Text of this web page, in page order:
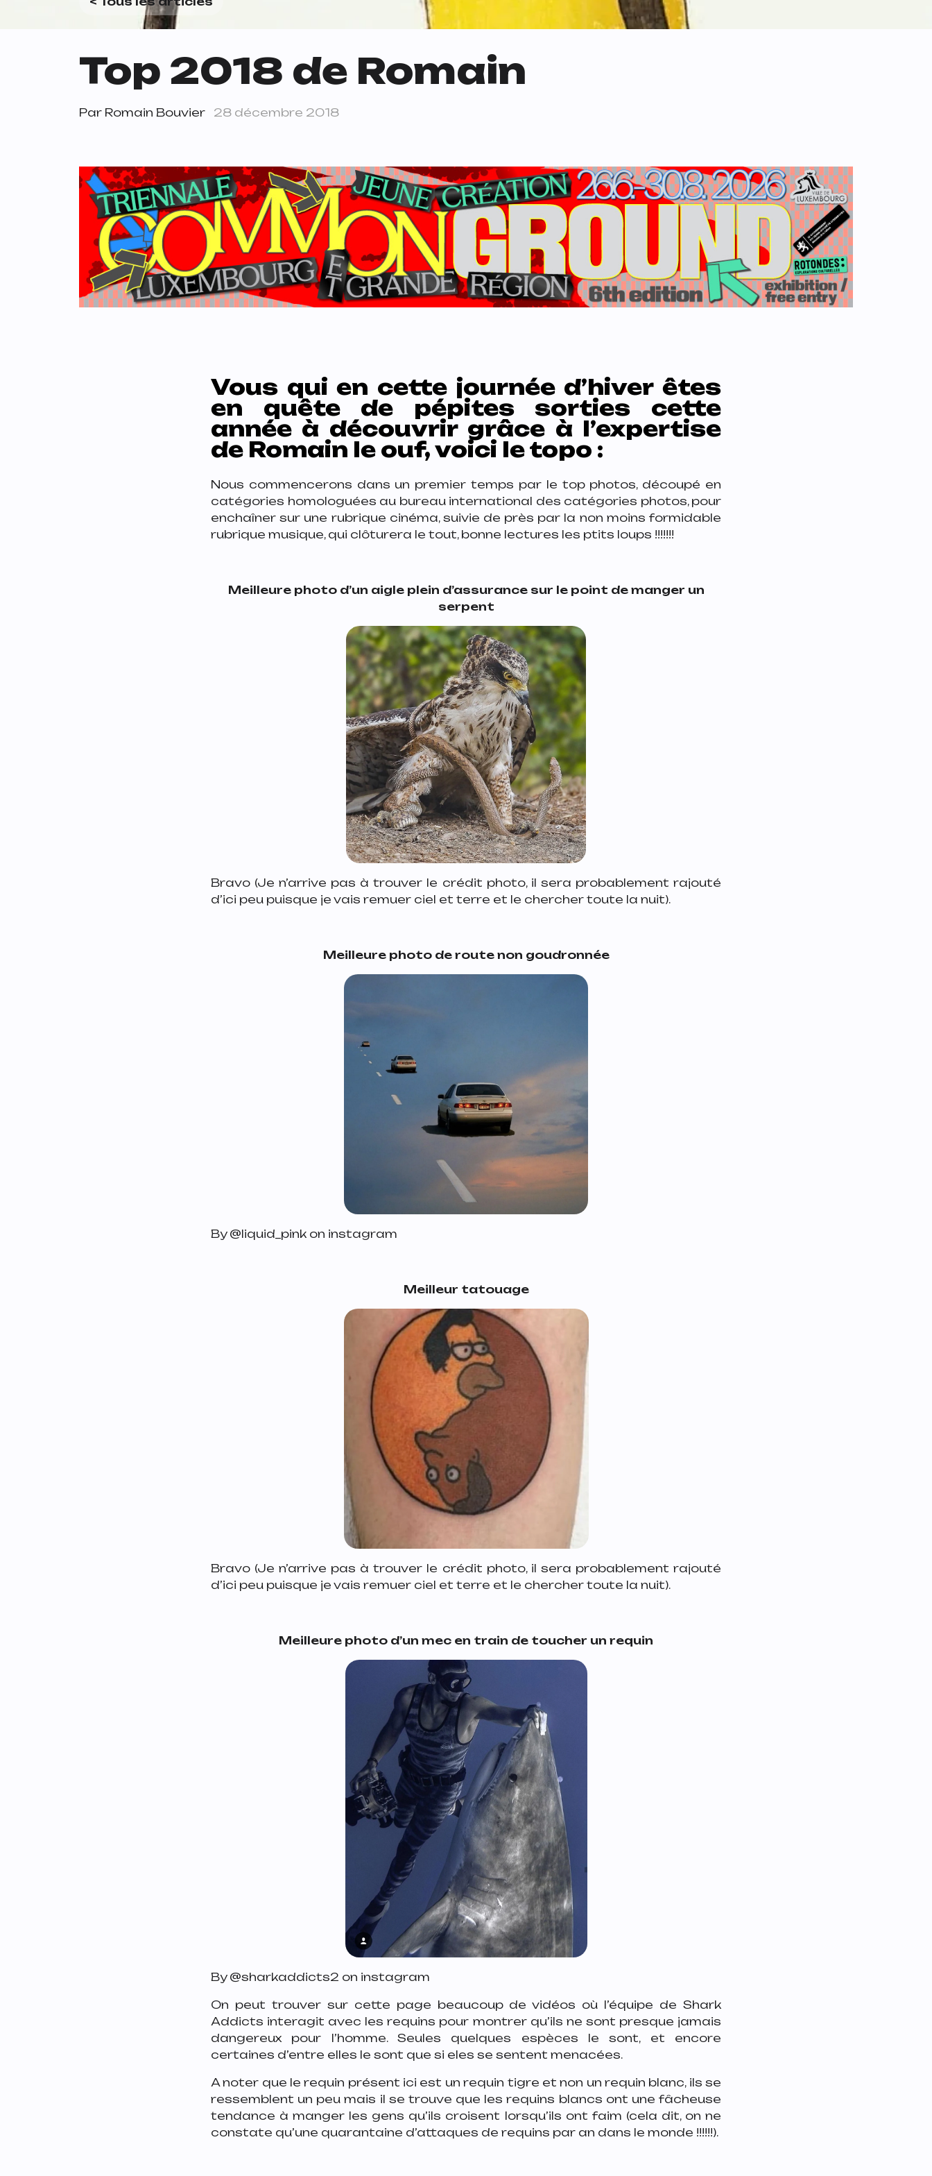
Top 2018 de Romain
Par Romain Bouvier 28 décembre 2018
Vous qui en cette journée d’hiver êtes
en quête de pépites sorties cette
année à découvrir grâce à l’expertise
de Romain le ouf, voici le topo :
Nous commencerons dans un premier temps par le top photos, découpé en
catégories homologuées au bureau international des catégories photos, pour
enchaîner sur une rubrique cinéma, suivie de près par la non moins formidable
rubrique musique, qui clôturera le tout, bonne lectures les ptits loups !!!!!!!
Meilleure photo d’un aigle plein d’assurance sur le point de manger un
serpent
Bravo (Je n’arrive pas à trouver le crédit photo, il sera probablement rajouté
d’ici peu puisque je vais remuer ciel et terre et le chercher toute la nuit).
Meilleure photo de route non goudronnée
By @liquid_pink on instagram
Meilleur tatouage
Bravo (Je n’arrive pas à trouver le crédit photo, il sera probablement rajouté
d’ici peu puisque je vais remuer ciel et terre et le chercher toute la nuit).
Meilleure photo d’un mec en train de toucher un requin
By @sharkaddicts2 on instagram
On peut trouver sur cette page beaucoup de vidéos où l’équipe de Shark
Addicts interagit avec les requins pour montrer qu’ils ne sont presque jamais
dangereux pour l’homme. Seules quelques espèces le sont, et encore
certaines d’entre elles le sont que si eles se sentent menacées.
A noter que le requin présent ici est un requin tigre et non un requin blanc, ils se
ressemblent un peu mais il se trouve que les requins blancs ont une fâcheuse
tendance à manger les gens qu’ils croisent lorsqu’ils ont faim (cela dit, on ne
constate qu’une quarantaine d’attaques de requins par an dans le monde !!!!!!).